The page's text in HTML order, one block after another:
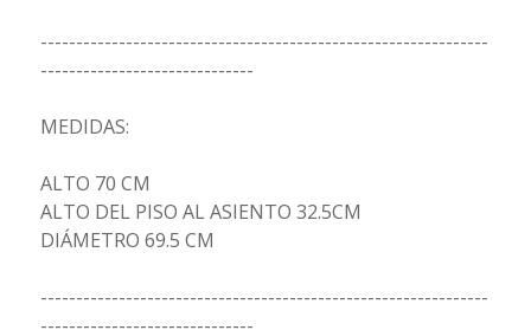
---------------------------------------------------------------
------------------------------
MEDIDAS:
ALTO 70 CM
ALTO DEL PISO AL ASIENTO 32.5CM
DIÁMETRO 69.5 CM
---------------------------------------------------------------